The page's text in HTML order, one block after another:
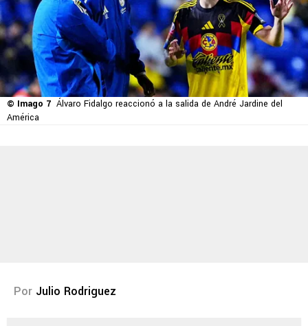
© Imago 7 Álvaro Fidalgo reaccionó a la salida de André Jardine del
América
Por Julio Rodriguez